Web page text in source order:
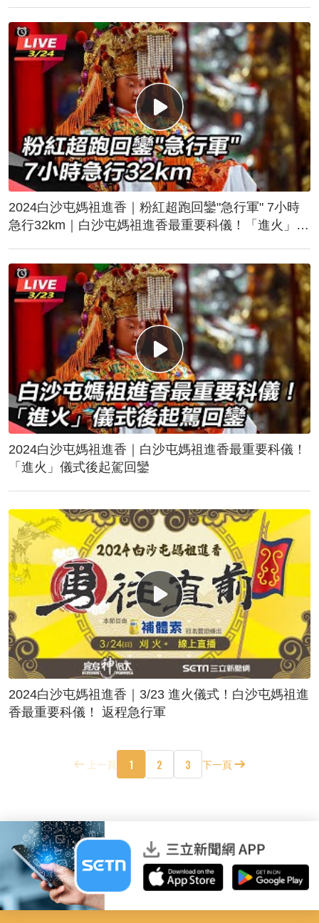
2024白沙屯媽祖進香｜粉紅超跑回鑾"急行軍" 7小時
急行32km｜白沙屯媽祖進香最重要科儀！「進火」儀
2024白沙屯媽祖進香｜白沙屯媽祖進香最重要科儀！
「進火」儀式後起駕回鑾
2024白沙屯媽祖進香｜3/23 進火儀式！白沙屯媽祖進
香最重要科儀！ 返程急行軍
上一頁 1 2 3 下一頁